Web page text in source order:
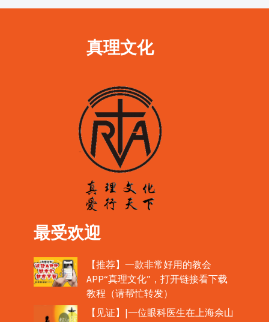
真理文化
最受欢迎
【推荐】一款非常好用的教会
APP“真理文化”，打开链接看下载
教程（请帮忙转发）
【见证】|一位眼科医生在上海佘山